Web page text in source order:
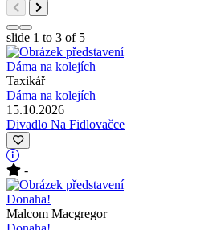
slide 1 to 3 of 5
Taxikář
Dáma na kolejích
15.10.2026
Divadlo Na Fidlovačce
-
Malcom Macgregor